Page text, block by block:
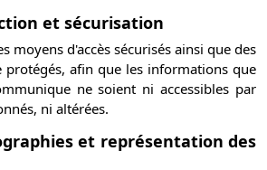
et sécurisation
moyens d'accès sécurisés ainsi que des
protégés, afin que les informations que
ne soient ni accessibles par
ni altérées.
et représentation des